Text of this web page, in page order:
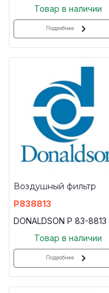
Товар в наличии
Подробнее
Воздушный фильтр
P838813
DONALDSON P 83-8813
Товар в наличии
Подробнее